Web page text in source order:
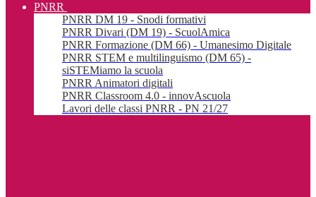
PNRR
PNRR DM 19 - Snodi formativi
PNRR Divari (DM 19) - ScuolAmica
PNRR Formazione (DM 66) - Umanesimo Digitale
PNRR STEM e multilinguismo (DM 65) -
siSTEMiamo la scuola
PNRR Animatori digitali
PNRR Classroom 4.0 - innovAscuola
Lavori delle classi PNRR - PN 21/27